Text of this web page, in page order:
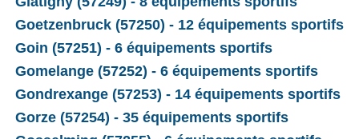
Goetzenbruck (57250) - 12 équipements sportifs
Goin (57251) - 6 équipements sportifs
Gomelange (57252) - 6 équipements sportifs
Gondrexange (57253) - 14 équipements sportifs
Gorze (57254) - 35 équipements sportifs